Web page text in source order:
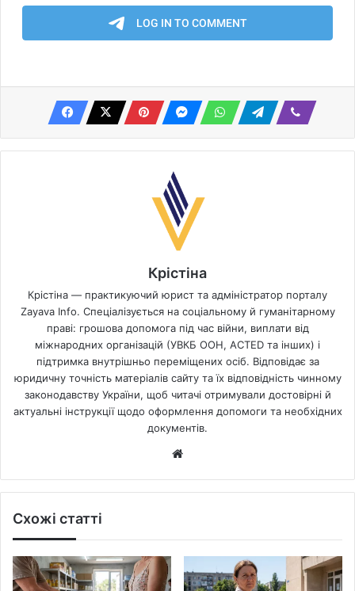
Крістіна
Крістіна — практикуючий юрист та адміністратор порталу
Zayava Info. Спеціалізується на соціальному й гуманітарному
праві: грошова допомога під час війни, виплати від
міжнародних організацій (УВКБ ООН, ACTED та інших) і
підтримка внутрішньо переміщених осіб. Відповідає за
юридичну точність матеріалів сайту та їх відповідність чинному
законодавству України, щоб читачі отримували достовірні й
актуальні інструкції щодо оформлення допомоги та необхідних
документів.
Схожі статті